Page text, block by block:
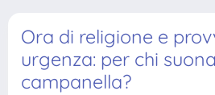
Ora di religione e
urgenza: per chi
campanella?